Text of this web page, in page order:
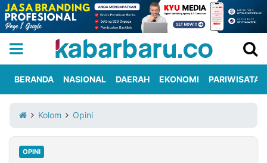
Iklan
Berita
Kami
BERANDA NASIONAL DAERAH EKONOMI PARIWISATA
Kolom Opini
OPINI